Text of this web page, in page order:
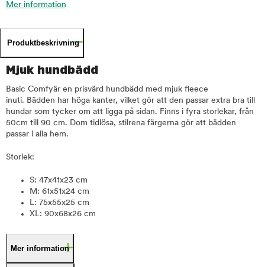
Mer information
Produktbeskrivning
Mjuk hundbädd
Basic Comfyär en prisvärd hundbädd med mjuk fleece
inuti. Bädden har höga kanter, vilket gör att den passar extra bra till
hundar som tycker om att ligga på sidan. Finns i fyra storlekar, från
50cm till 90 cm. Dom tidlösa, stilrena färgerna gör att bädden
passar i alla hem.
Storlek:
S: 47x41x23 cm
M: 61x51x24 cm
L: 75x55x25 cm
XL: 90x68x26 cm
Mer information